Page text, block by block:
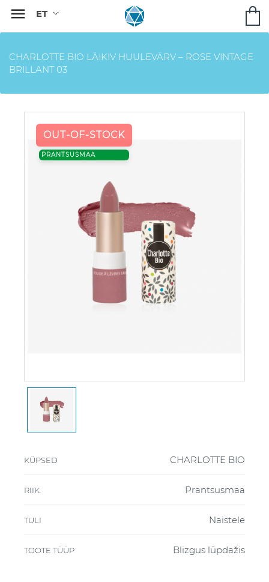

CHARLOTTE BIO LÄIKIV HUULEVÄRV – ROSE VINTAGE
BRILLANT 03
OUT-OF-STOCK
PRANTSUSMAA
KÜPSED CHARLOTTE BIO
RIIK Prantsusmaa
TULI Naistele
TOOTE TÜÜP Blizgus lūpdažis